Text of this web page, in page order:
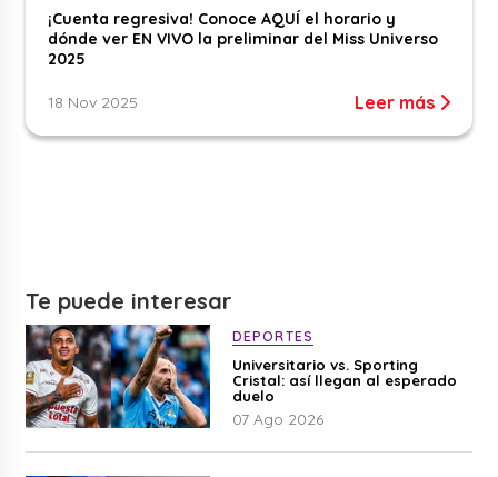
¡Cuenta regresiva! Conoce AQUÍ el horario y
dónde ver EN VIVO la preliminar del Miss Universo
2025
18 Nov 2025 Leer más
Te puede interesar
DEPORTES
Universitario vs. Sporting
Cristal: así llegan al esperado
duelo
07 Ago 2026